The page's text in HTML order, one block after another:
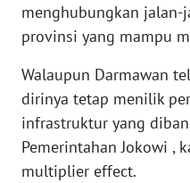
menghubungkan
provinsi yang mampu
Walaupun Darmawan
dirinya tetap menilik
infrastruktur yang
Pemerintahan Jokowi ,
multiplier effect.
WN
NTB
WN
SULTENG
WN
SULBAR